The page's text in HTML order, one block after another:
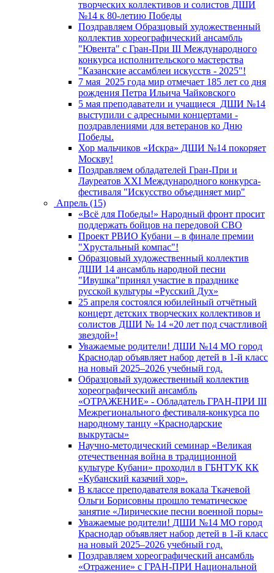
творческих коллективов и солистов ДШИ
№14 к 80-летию Победы
Поздравляем Образцовый художественный
коллектив хореографический ансамбль
"Ювента" с Гран-При III Международного
конкурса исполнительского мастерства
"Казанские ассамблеи искусств - 2025"!
7 мая 2025 года мир отмечает 185 лет со дня
рождения Петра Ильича Чайковского
5 мая преподаватели и учащиеся ДШИ №14
выступили с адресными концертами -
поздравлениями для ветеранов ко Дню
Победы.
Хор мальчиков «Искра» ДШИ №14 покоряет
Москву!
Поздравляем обладателей Гран-При и
Лауреатов XXI Международного конкурса-
фестиваля "Искусство объединяет мир"
Апрель (15)
«Всё для Победы!» Народный фронт просит
поддержать бойцов на передовой СВО
Проект РВИО Кубани – в финале премии
"Хрустальный компас"!
Образцовый художественный коллектив
ДШИ 14 ансамбль народной песни
"Ивушка"принял участие в празднике
русской культуры «Русский Дух»
25 апреля состоялся юбилейный отчётный
концерт детских творческих коллективов и
солистов ДШИ № 14 «20 лет под счастливой
звездой»!
Уважаемые родители! ДШИ №14 МО город
Краснодар объявляет набор детей в 1-й класс
на новый 2025–2026 учебный год.
Образцовый художественный коллектив
хореографический ансамбль
«ОТРАЖЕНИЕ» - Обладатель ГРАН-ПРИ III
Межрегионального фестиваля-конкурса по
народному танцу «Краснодарские
выкрутасы»
Научно-методический семинар «Великая
отечественная война в традиционной
культуре Кубани» проходил в ГБНТУК КК
«Кубанский казачий хор».
В классе преподавателя вокала Ткачевой
Ольги Борисовны прошло тематическое
занятие «Лирические песни военной поры»
Уважаемые родители! ДШИ №14 МО город
Краснодар объявляет набор детей в 1-й класс
на новый 2025–2026 учебный год.
Поздравляем хореографический ансамбль
«Отражение» с ГРАН-ПРИ Национальной